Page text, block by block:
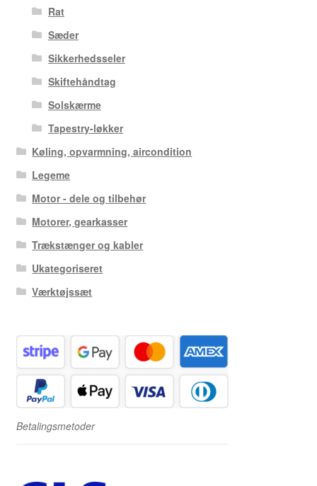
Rat
Sæder
Sikkerhedsseler
Skiftehåndtag
Solskærme
Tapestry-løkker
Køling, opvarmning, aircondition
Legeme
Motor - dele og tilbehør
Motorer, gearkasser
Trækstænger og kabler
Ukategoriseret
Værktøjssæt
Betalingsmetoder